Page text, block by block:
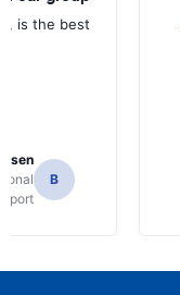
is the best.
B